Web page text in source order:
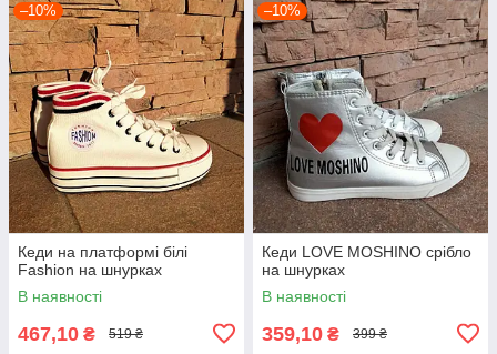
–10%
Кеди на платформі білі
Fashion на шнурках
В наявності
467,10 ₴ 519 ₴
–10%
Кеди LOVE MOSHINO срібло
на шнурках
В наявності
359,10 ₴ 399 ₴